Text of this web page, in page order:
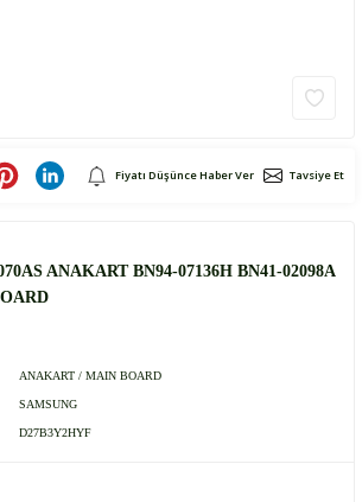
Fiyatı Düşünce Haber Ver Tavsiye Et
ANAKART BN94-07136H BN41-02098A
ANAKART / MAIN BOARD
SAMSUNG
D27B3Y2HYF